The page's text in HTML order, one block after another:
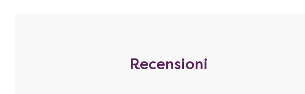
Recensioni